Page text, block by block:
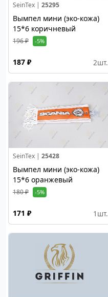
SeinTex | 25295
Вымпел мини (эко-кожа)
15*6 коричневый
196 ₽ -5%
187 ₽ 2шт.
SeinTex | 25428
Вымпел мини (эко-кожа)
15*6 оранжевый
180 ₽ -5%
171 ₽ 1 шт.